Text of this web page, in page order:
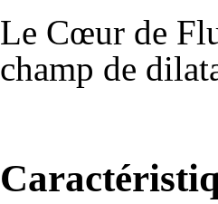
Le Cœur de
champ de